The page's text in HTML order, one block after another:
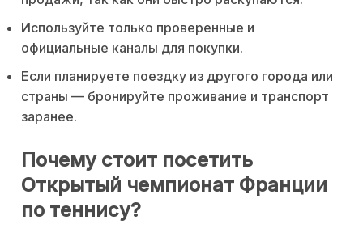
Используйте только проверенные и
официальные каналы для покупки.
Если планируете поездку из другого города или
страны — бронируйте проживание и транспорт
заранее.
Почему стоит посетить
Открытый чемпионат Франции
по теннису?